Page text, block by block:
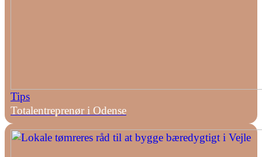
Tips
Totalentreprenør i Odense